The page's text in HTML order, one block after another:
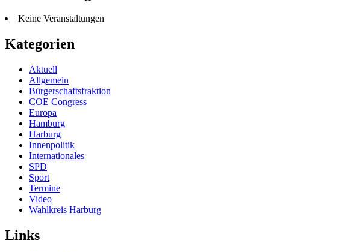
Keine Veranstaltungen
Kategorien
Aktuell
Allgemein
Bürgerschaftsfraktion
COE Congress
Europa
Hamburg
Harburg
Innenpolitik
Internationales
SPD
Sport
Termine
Video
Wahlkreis Harburg
Links